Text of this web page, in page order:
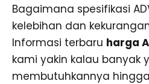
Bagaimana spesifikasi
kelebihan dan kekurangan
Informasi terbaru harga
kami yakin kalau banyak
membutuhkannya